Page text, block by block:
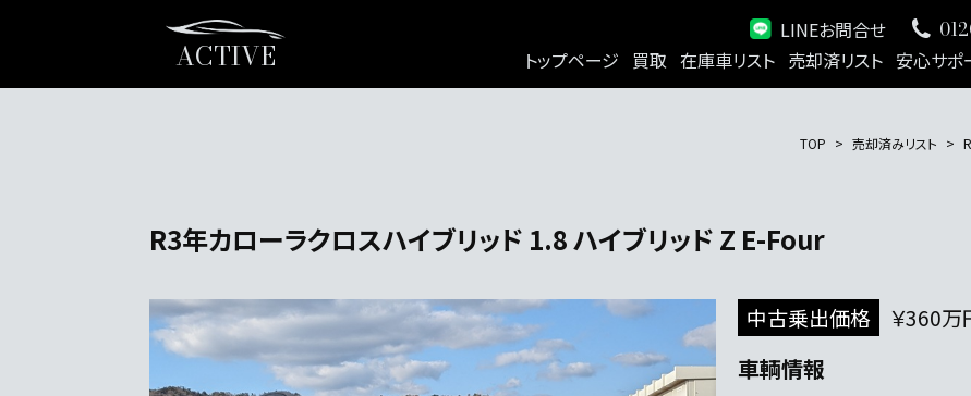
ACTIVE
LINEお問合せ
トップページ 買取 在庫車リスト 売却済リスト 安心サポ
TOP 売却済みリスト
R3年カローラクロスハイブリッド 1.8 ハイブリッド Z E-Four
中古乗出価格 ￥360万
車輌情報